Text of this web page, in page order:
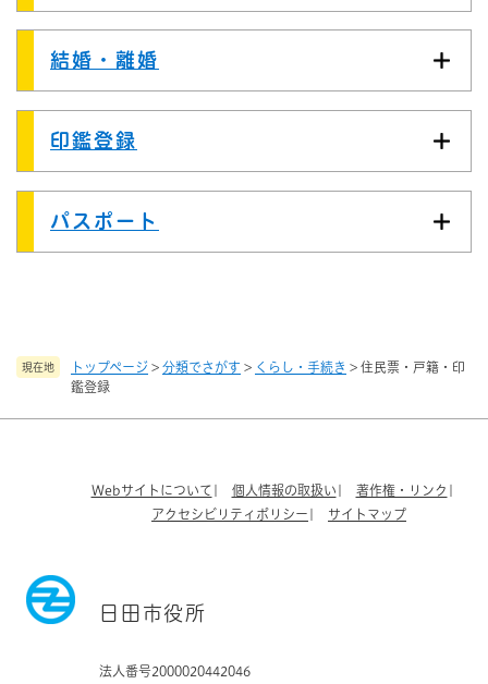
現在地 トップページ > 分類でさがす > くらし・手続き > 住民票・戸籍・印
鑑登録
結婚・離婚
印鑑登録
パスポート
Webサイトについて 個人情報の取扱い
著作権・リンク
アクセシビリティポリシー
サイトマップ
日田市役所
法人番号2000020442046